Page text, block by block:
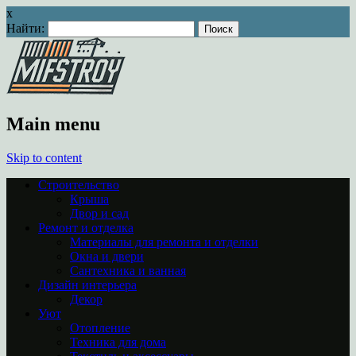
x
Найти:
Main menu
Skip to content
Строительство
Крыша
Двор и сад
Ремонт и отделка
Материалы для ремонта и отделки
Окна и двери
Сантехника и ванная
Дизайн интерьера
Декор
Уют
Отопление
Техника для дома